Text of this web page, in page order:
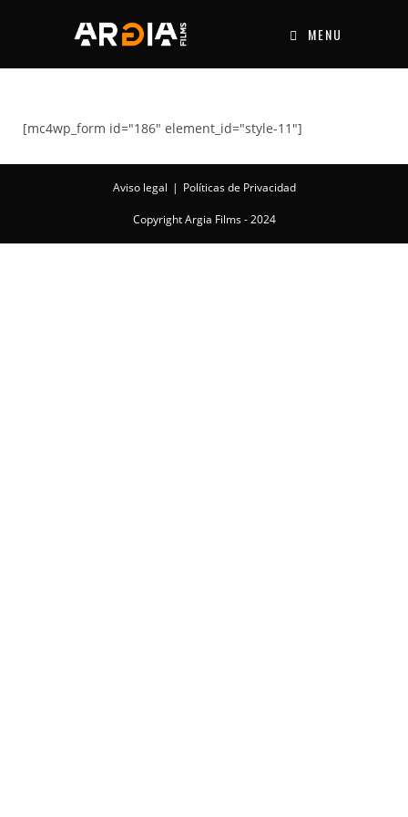
MENU
[mc4wp_form id="186" element_id="style-11"]
Aviso legal Políticas de Privacidad
Copyright Argia Films - 2024